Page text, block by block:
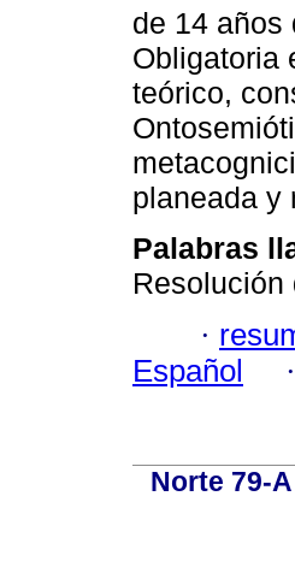
de 14 años
Obligatoria
teórico,
planeada y
Palabras
Resolución
·
Español
·
Norte 79-